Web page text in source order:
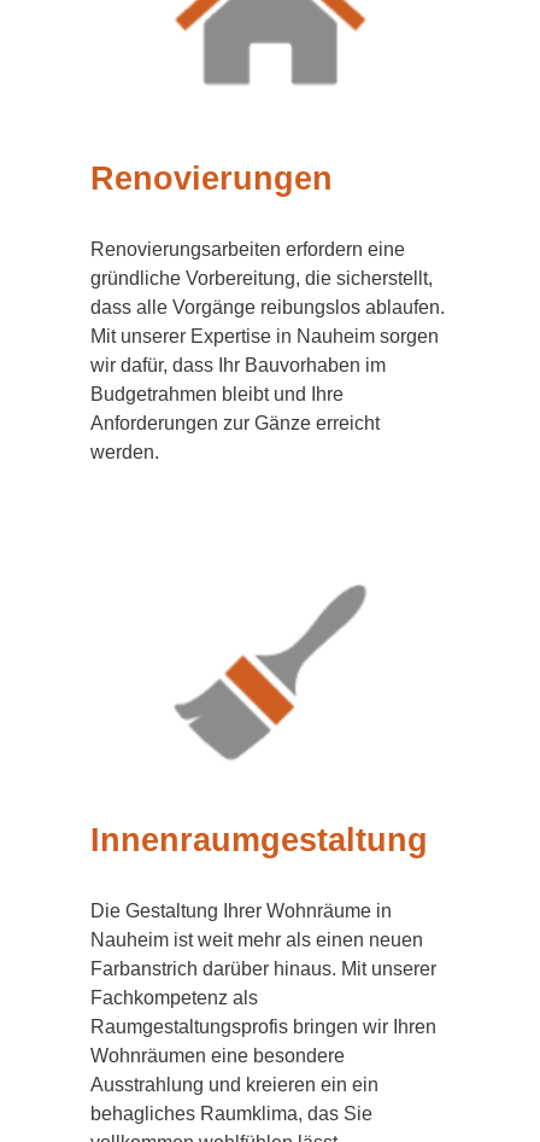
Renovierungen
Renovierungsarbeiten erfordern eine
gründliche Vorbereitung, die sicherstellt,
dass alle Vorgänge reibungslos ablaufen.
Mit unserer Expertise in Nauheim sorgen
wir dafür, dass Ihr Bauvorhaben im
Budgetrahmen bleibt und Ihre
Anforderungen zur Gänze erreicht
werden.
Innenraumgestaltung
Die Gestaltung Ihrer Wohnräume in
Nauheim ist weit mehr als einen neuen
Farbanstrich darüber hinaus. Mit unserer
Fachkompetenz als
Raumgestaltungsprofis bringen wir Ihren
Wohnräumen eine besondere
Ausstrahlung und kreieren ein ein
behagliches Raumklima, das Sie